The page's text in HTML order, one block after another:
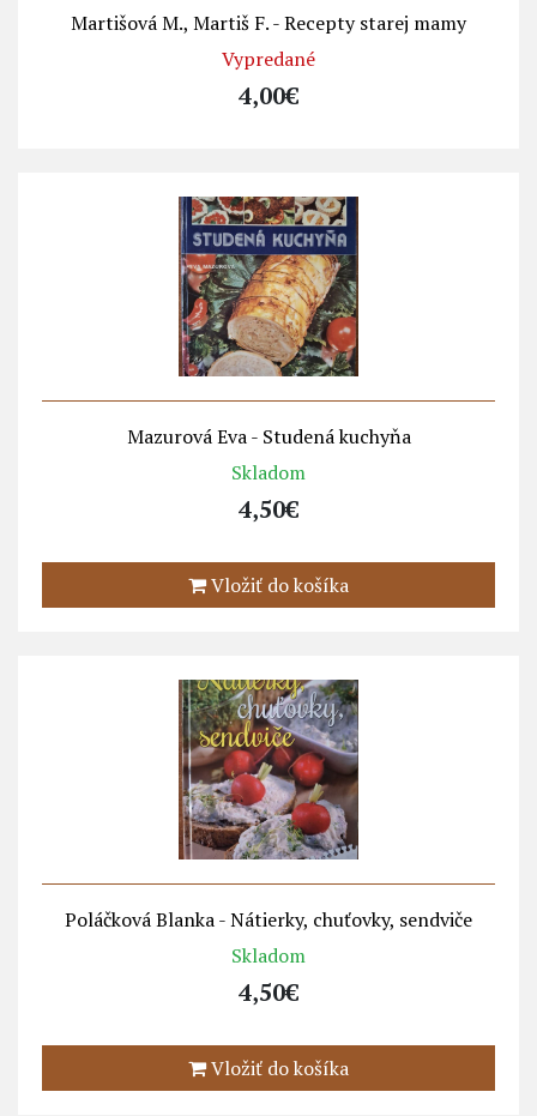
Martišová M., Martiš F. - Recepty starej mamy
Vypredané
4,00€
Mazurová Eva - Studená kuchyňa
Skladom
4,50€
Vložiť do košíka
Poláčková Blanka - Nátierky, chuťovky, sendviče
Skladom
4,50€
Vložiť do košíka